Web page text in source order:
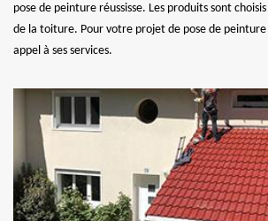
pose de peinture réussisse. Les produits sont
de la toiture. Pour votre projet de pose de
appel à ses services.